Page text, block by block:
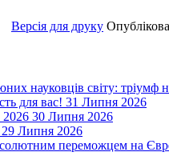
Версія для друку
науковців світу: тріумф
для вас! 31 Липня 2026
2026 30 Липня 2026
29 Липня 2026
переможцем на